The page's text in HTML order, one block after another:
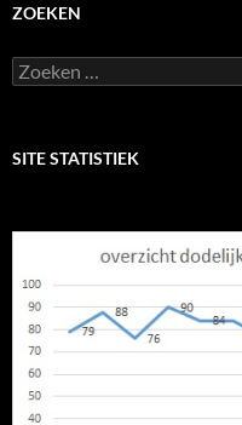
ZOEKEN
Zoeken
naar:
SITE STATISTIEK